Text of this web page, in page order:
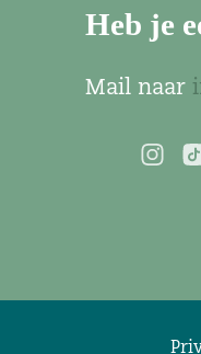
Heb je
Mail naar